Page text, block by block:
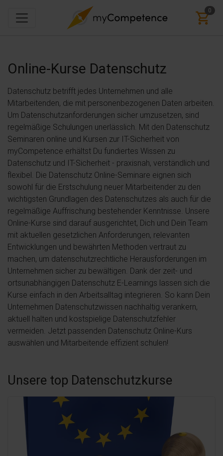
0
Online-Kurse Datenschutz
Datenschutz betrifft jedes Unternehmen und alle
Mitarbeitenden, die mit personenbezogenen Daten arbeiten.
Um Datenschutzanforderungen sicher umzusetzen, sind
regelmäßige Schulungen unerlässlich. Mit den Datenschutz
Seminaren online und Kursen zur IT-Sicherheit von
myCompetence erhältst Du fundiertes Wissen zu
Datenschutz und IT-Sicherheit - praxisnah, verständlich und
flexibel. Die Datenschutz Online-Seminare eignen sich
sowohl für die Erstschulung neuer Mitarbeitender zu den
wichtigsten Grundlagen des Datenschutzes als auch für die
regelmäßige Auffrischung bestehender Kenntnisse. Unsere
Online-Kurse sind darauf ausgerichtet, Dich und Dein Team
mit aktuellen gesetzlichen Anforderungen, relevanten
Entwicklungen und bewährten Methoden vertraut zu
machen, um datenschutzrechtliche Herausforderungen im
Unternehmen sicher zu bewältigen. Dank der zeit- und
ortsunabhängigen Datenschutz E-Learnings lassen sich die
Kurse einfach in den Arbeitsalltag integrieren. So kann Dein
Unternehmen Datenschutzwissen nachhaltig verankern,
aktuell halten und kostspielige Datenschutzfehler
vermeiden. Jetzt passenden Datenschutz Online-Kurs
auswählen und Mitarbeitende effizient schulen!
Unsere top Datenschutzkurse